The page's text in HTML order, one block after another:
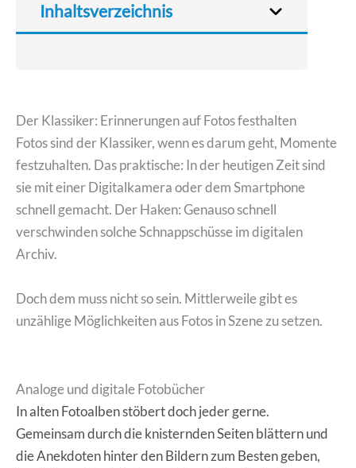
Inhaltsverzeichnis
Der Klassiker: Erinnerungen auf Fotos festhalten
Fotos sind der Klassiker, wenn es darum geht, Momente
festzuhalten. Das praktische: In der heutigen Zeit sind
sie mit einer Digitalkamera oder dem Smartphone
schnell gemacht. Der Haken: Genauso schnell
verschwinden solche Schnappschüsse im digitalen
Archiv.
Doch dem muss nicht so sein. Mittlerweile gibt es
unzählige Möglichkeiten aus Fotos in Szene zu setzen.
Analoge und digitale Fotobücher
In alten Fotoalben stöbert doch jeder gerne.
Gemeinsam durch die knisternden Seiten blättern und
die Anekdoten hinter den Bildern zum Besten geben,